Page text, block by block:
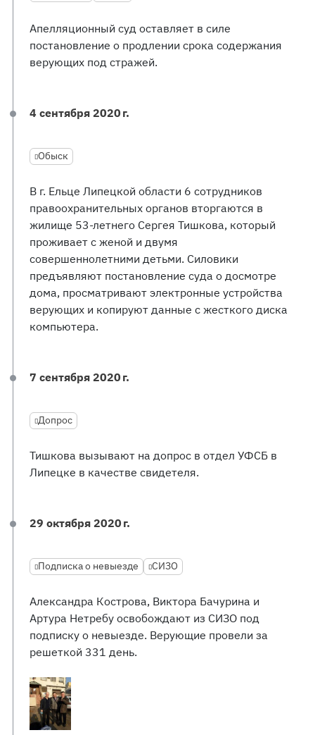
Апелляционный суд оставляет в силе
постановление о продлении срока содержания
верующих под стражей.
4 сентября 2020 г.
Обыск
В г. Ельце Липецкой области 6 сотрудников
правоохранительных органов вторгаются в
жилище 53-летнего Сергея Тишкова, который
проживает с женой и двумя
совершеннолетними детьми. Силовики
предъявляют постановление суда о досмотре
дома, просматривают электронные устройства
верующих и копируют данные с жесткого диска
компьютера.
7 сентября 2020 г.
Допрос
Тишкова вызывают на допрос в отдел УФСБ в
Липецке в качестве свидетеля.
29 октября 2020 г.
Подписка о невыезде СИЗО
Александра Кострова, Виктора Бачурина и
Артура Нетребу освобождают из СИЗО под
подписку о невыезде. Верующие провели за
решеткой 331 день.